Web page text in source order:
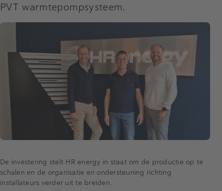
PVT warmtepompsysteem.
De investering stelt HR energy in staat om de productie op te
schalen en de organisatie en ondersteuning richting
installateurs verder uit te breiden.